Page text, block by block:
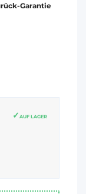
Garantie
AUF LAGER